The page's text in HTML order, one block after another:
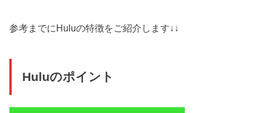
参考までにHuluの特徴をご紹介します↓↓
Huluのポイント